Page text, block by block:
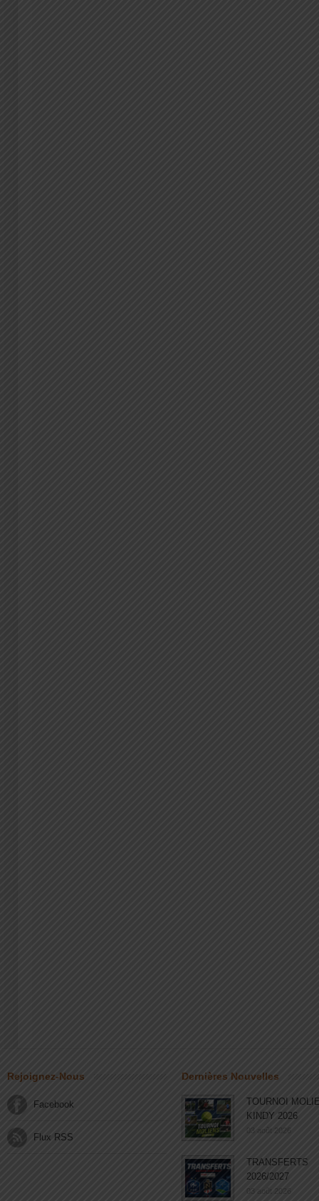
Rejoignez-Nous
Facebook
Flux RSS
Dernières Nouvelles
TOURNOI
KINDY 2026
03 août 2026
TRANSFERTS
2026/2027
03 août 2026